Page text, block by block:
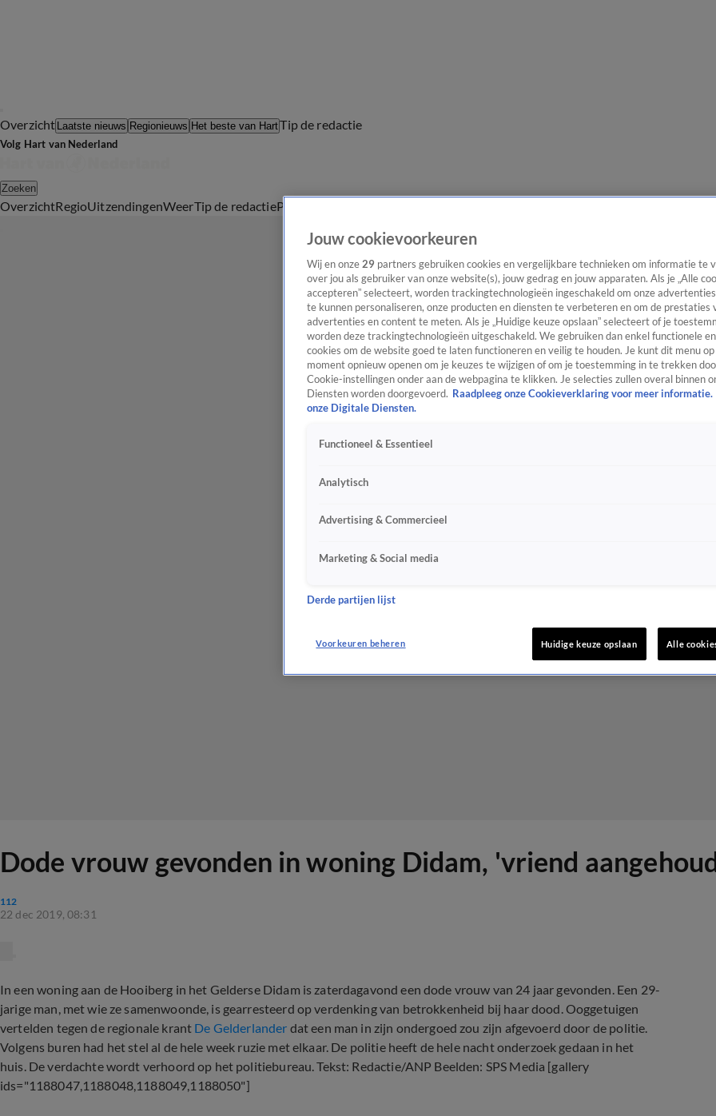
Overzicht Laatste nieuws Regionieuws Het beste van HartTip de redactie
Volg Hart van Nederland
Zoeken
OverzichtRegioUitzendingenWeerTip de redactiePanel
Dode vrouw gevonden in woning Didam, 'vriend
112
22 dec 2019, 08:31
In een woning aan de Hooiberg in het Gelderse Didam is zaterdagavond een dode vrouw van 24 jaar gevonden. Een 29-
jarige man, met wie ze samenwoonde, is gearresteerd op verdenking van betrokkenheid bij haar dood. Ooggetuigen
vertelden tegen de regionale krant De Gelderlander dat een man in zijn ondergoed zou zijn afgevoerd door de politie.
Volgens buren had het stel al de hele week ruzie met elkaar. De politie heeft de hele nacht onderzoek gedaan in het
huis. De verdachte wordt verhoord op het politiebureau. Tekst: Redactie/ANP Beelden: SPS Media [gallery
ids="1188047,1188048,1188049,1188050"]
Jouw cookievoorkeuren
Wij en onze 29 partners gebruiken cookies en vergelijkbare technieken om informatie te
over jou als gebruiker van onze website(s), jouw gedrag en jouw apparaten. Als je „Alle
accepteren” selecteert, worden trackingtechnologieën ingeschakeld om onze
te kunnen personaliseren, onze producten en diensten te verbeteren en om de prestaties
advertenties en content te meten. Als je „Huidige keuze opslaan” selecteert of je
worden deze trackingtechnologieën uitgeschakeld. We gebruiken dan enkel functionele
cookies om de website goed te laten functioneren en veilig te houden. Je kunt dit menu
moment opnieuw openen om je keuzes te wijzigen of om je toestemming in te trekken
Cookie-instellingen onder aan de webpagina te klikken. Je selecties zullen overal binnen
Diensten worden doorgevoerd. Raadpleeg onze Cookieverklaring voor meer informatie.
onze Digitale Diensten.
Functioneel & Essentieel
Analytisch
Advertising & Commercieel
Marketing & Social media
Derde partijen lijst
Voorkeuren beheren Huidige keuze opslaan Alle